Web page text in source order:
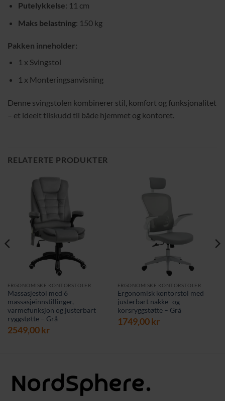
Putelykkelse: 11 cm
Maks belastning: 150 kg
Pakken inneholder:
1 x Svingstol
1 x Monteringsanvisning
Denne svingstolen kombinerer stil, komfort og funksjonalitet
– et ideelt tilskudd til både hjemmet og kontoret.
RELATERTE PRODUKTER
ERGONOMISKE KONTORSTOLER
Massasjestol med 6
massasjeinnstillinger,
varmefunksjon og justerbart
ryggstøtte – Grå
2549,00kr
ERGONOMISKE KONTORSTOLER
Ergonomisk kontorstol med
justerbart nakke- og
korsryggstøtte – Grå
1749,00kr